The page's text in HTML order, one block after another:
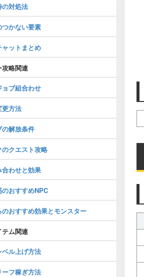
の対処法
かない要素
ットまとめ
攻略関連
ョブ組合わせ
更方法
解放条件
のクエスト攻略
わせと効果
おすすめNPC
のおすすめ効果とモンスター
ム関連
ル上げ方法
フ稼ぎ方法